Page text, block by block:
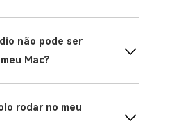
não pode ser
Mac?
rodar no meu